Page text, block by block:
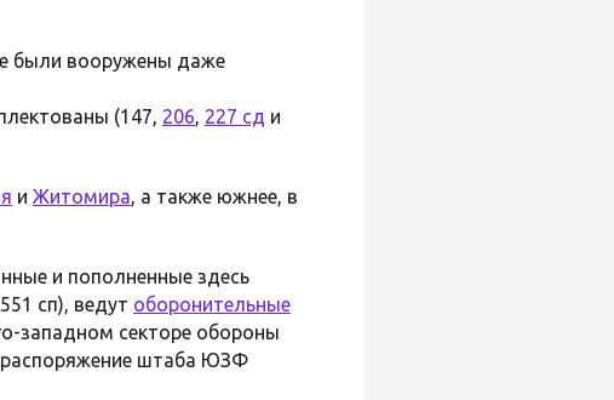
были вооружены даже
(147, 206, 227 сд и
и Житомира, а также южнее, в
и пополненные здесь
сп), ведут оборонительные
западном секторе обороны
распоряжение штаба ЮЗФ